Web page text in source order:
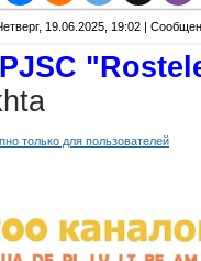
19.06.2025, 19:02 |
PJSC
только для пользователей